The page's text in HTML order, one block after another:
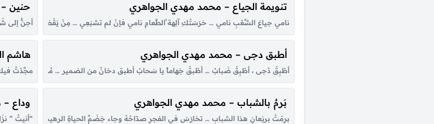
تنويمة الجياع – محمد مهدي الجواهري
نامي جياعَ الشَّعْبِ نامي … حَرَسَتْكِ آلِهة ُالطَّعامِ نامي فإنْ لم تشبَعِي … مِنْ يَقْظةٍ فمِنَ المنامِ
حنين
أحِنُّ إلى
أطبق دجى – محمد مهدي الجواهري
أطْبِقْ دُجى ، أطْبِقْ ضَبابُ … أطْبقْ جَهاماً يا سَحابُ أطبق دخانُ من الضمير … مُحَرَّقاً أطبق ،
هاشم
مجَّدْتُ فيكَ
بَرمٌ بالشباب – محمد مهدي الجواهري
برِمْتُ بريَعانِ هذا الشبابِ … تخارَسَ في الفجرِ صدّاحُهُ وجاء خِضَمَّ الحياةِ الرهيب … وكفَّ عن
وداع
“أنيتُ ”